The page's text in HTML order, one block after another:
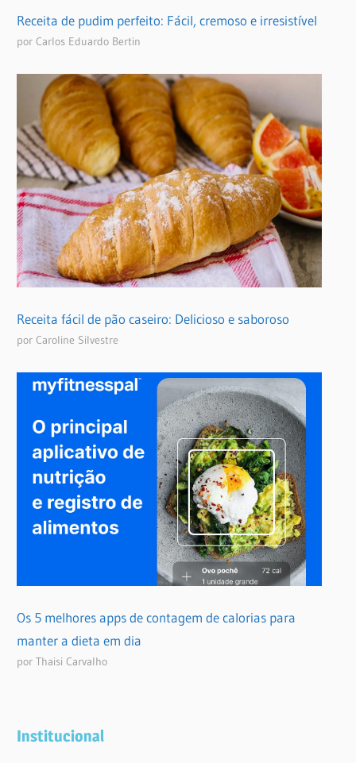
Receita de pudim perfeito: Fácil, cremoso e irresistível
por Carlos Eduardo Bertin
Receita fácil de pão caseiro: Delicioso e saboroso
por Caroline Silvestre
Os 5 melhores apps de contagem de calorias para
manter a dieta em dia
por Thaisi Carvalho
Institucional